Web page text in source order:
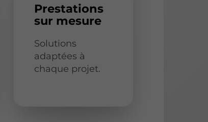
Prestations
sur mesure
Solutions
adaptées à
chaque projet.